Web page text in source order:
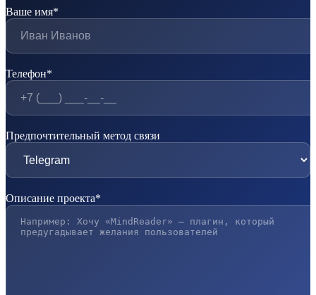
Ваше имя*
Телефон*
Предпочтительный метод связи
Описание проекта*